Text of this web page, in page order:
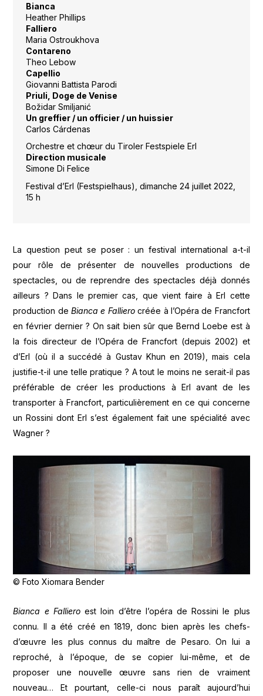
Bianca
Heather Phillips
Falliero
Maria Ostroukhova
Contareno
Theo Lebow
Capellio
Giovanni Battista Parodi
Priuli, Doge de Venise
Božidar Smiljanić
Un greffier / un officier / un huissier
Carlos Cárdenas
Orchestre et chœur du Tiroler Festspiele Erl
Direction musicale
Simone Di Felice
Festival d’Erl (Festspielhaus), dimanche 24 juillet 2022,
15 h
La question peut se poser : un festival international a-t-il
pour rôle de présenter de nouvelles productions de
spectacles, ou de reprendre des spectacles déjà donnés
ailleurs ? Dans le premier cas, que vient faire à Erl cette
production deBianca e Fallierocréée à l’Opéra de Francfort
en février dernier ? On sait bien sûr que Bernd Loebe est à
la fois directeur de l’Opéra de Francfort (depuis 2002) et
d’Erl (où il a succédé à Gustav Khun en 2019), mais cela
justifie-t-il une telle pratique ? A tout le moins ne serait-il pas
préférable de créer les productions à Erl avant de les
transporter à Francfort, particulièrement en ce qui concerne
un Rossini dont Erl s’est également fait une spécialité avec
Wagner ?
© Foto Xiomara Bender
Bianca e Fallieroest loin d’être l’opéra de Rossini le plus
connu. Il a été créé en 1819, donc bien après les chefs-
d’œuvre les plus connus du maître de Pesaro. On lui a
reproché, à l’époque, de se copier lui-même, et de
proposer une nouvelle œuvre sans rien de vraiment
nouveau… Et pourtant, celle-ci nous paraît aujourd’hui